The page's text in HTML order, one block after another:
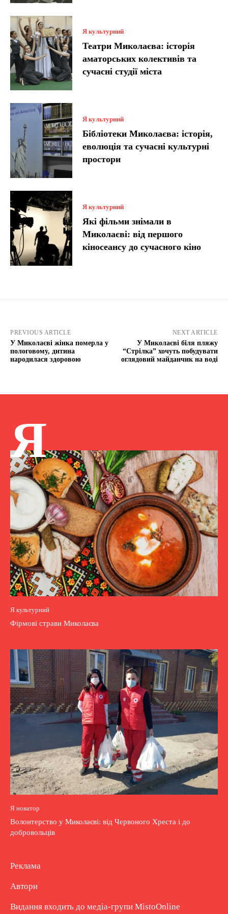
Я культурний
Театри Миколаєва: історія
аматорських колективів та
сучасні студії міста
Я культурний
Бібліотеки Миколаєва: історія,
еволюція та сучасні культурні
простори
Я культурний
Які фільми знімали в
Миколаєві: від першого
кіносеансу до сучасного кіно
PREVIOUS ARTICLE
У Миколаєві жінка померла у
пологовому, дитина
народилася здоровою
NEXT ARTICLE
У Миколаєві біля пляжу
“Стрілка” хочуть побудувати
оглядовий майданчик на воді
Я
Я культурний
Фірмові страви Миколаєва
Я новатор
Волонтерство у Миколаєві: від Червоного Хреста і до
добровольців
Реклама
Автори
Видання входить до медіа-групи MistoOnline